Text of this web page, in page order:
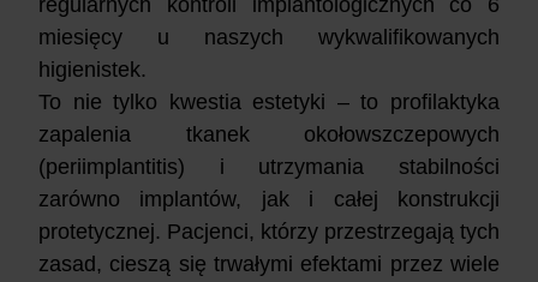
miesięcy u naszych wykwalifikowanych
higienistek.
To nie tylko kwestia estetyki – to profilaktyka
zapalenia tkanek okołowszczepowych
(periimplantitis) i utrzymania stabilności
zarówno implantów, jak i całej konstrukcji
protetycznej. Pacjenci, którzy przestrzegają tych
zasad, cieszą się trwałymi efektami przez wiele